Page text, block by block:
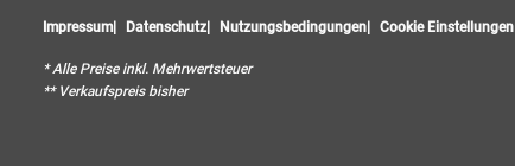
Impressum Datenschutz Nutzungsbedingungen Cookie Einstellungen
* Alle Preise inkl. Mehrwertsteuer
** Verkaufspreis bisher